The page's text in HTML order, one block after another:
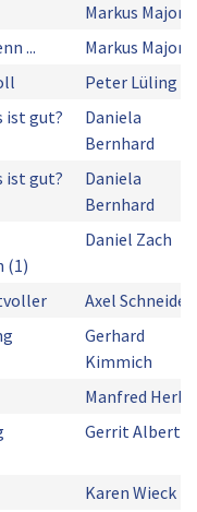
Markus
... Markus
Peter Lüling
ist gut?
Daniela
Bernhard
ist gut?
Daniela
Bernhard
(1)
Daniel Zach
Axel Schneider
Gerhard
Kimmich
Manfred
Gerrit Alberts
Karen Wieck